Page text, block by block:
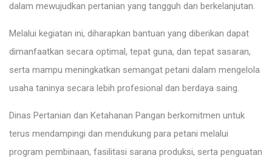
dalam mewujudkan pertanian yang tangguh dan berkelanjutan.
Melalui kegiatan ini, diharapkan bantuan yang diberikan dapat
dimanfaatkan secara optimal, tepat guna, dan tepat sasaran,
serta mampu meningkatkan semangat petani dalam mengelola
usaha taninya secara lebih profesional dan berdaya saing.
Dinas Pertanian dan Ketahanan Pangan berkomitmen untuk
terus mendampingi dan mendukung para petani melalui
program pembinaan, fasilitasi sarana produksi, serta penguatan